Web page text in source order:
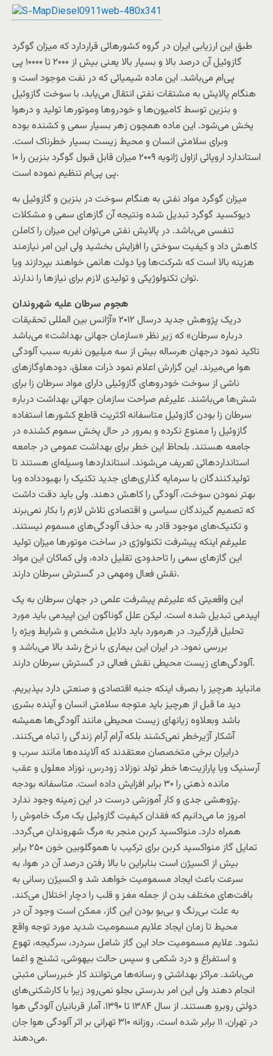
طبق این ارزیابی ایران در گروه کشورهائی قراردارد که میزان گوگرد
گازوئیل آن درصد بالا و بسیار بالا یعنی بیش از ۲۰۰۰ تا ۱۰۰۰۰ پی
پی‌ام می‌باشد. این ماده شیمیائی که در نفت موجود است و
هنگام پالایش به مشتقات نفتی انتقال می‌یابد، با سوخت گازوئیل
و بنزین توسط کامیون‌ها و خودرو‌ها وموتور‌ها تولید و درهوا
پخش می‌شود. این ماده همچون زهر بسیار سمی و کشنده بوده
وبرای سلامتی انسان و محیط زیست بسیار خطرناک است.
استاندارد اروپائی ازاول ژانویه ۲۰۰۹ میزان قابل قبول گوگرد بنزین را ۱۰
پی پی‌ام تنظیم نموده است.
میزان گوگرد مواد نفتی به هنگام سوخت در بنزین و گازوئیل به
دیوکسید گوگرد تبدیل شده ونتیجه آن گازهای سمی و مشکلات
تنفسی می‌باشد. در پالایش نفتی می‌توان این میزان را کاملن
کاهش داد و کیفیت سوختی را افزایش بخشید ولی این امر نیازمند
هزینه بالا است که شرکت‌ها ویا دولت هانمی خواهند بپردازند ویا
توان تکنولوژیکی و تولیدی لازم برای نیاز‌ها را ندارند.
هجوم سرطان علیه شهروندان
دریک پژوهش جدید درسال ۲۰۱۲ «آژانس بین المللی تحقیقات
درباره سرطان» که زیر نظر «سازمان جهانی بهداشت» می‌باشد
تاکید نمود درجهان هرساله بیش از سه میلیون نفربه سبب آلودگی
هوا می‌میرند. این گزارش اعلام نمود ذرات معلق، دودهاوگازهای
ناشی از سوخت خودروهای گازوئیلی دارای مواد سرطان زا برای
شش‌ها می‌باشند. علیرغم صراحت سازمان جهانی بهداشت درباره
سرطان زا بودن گازوئیل متاسفانه اکثریت قاطع کشور‌ها استفاده
گازوئیل را ممنوع نکرده و بمرور در حال پخش سموم کشنده در
جامعه هستند. بلحاظ این خطر برای بهداشت عمومی در جامعه
استانداردهائی تعریف می‌شوند. استاندارد‌ها وسیله‌ای هستند تا
تولیدکنندگان با سرمایه گذاری‌های جدید تکنیک را بهبودداده وبا
بهتر نمودن سوخت، آلودگی را کاهش دهند. ولی باید دقت داشت
که تصمیم گیرندگان سیاسی و اقتصادی تلاش لازم را بکار نمی‌برند
و تکنیک‌های موجود قادر به حذف آلودگی‌های مسموم نیستند.
علیرغم اینکه پیشرفت تکنولوژی در ساخت موتور‌ها میزان تولید
این گازهای سمی را تاحدودی تقلیل داده، ولی کماکان این مواد
نقش فعال ومهمی در گسترش سرطان دارند.
این واقعیتی که علیرغم پیشرفت علمی در جهان سرطان به یک
اپیدمی تبدیل شده است. لیکن علل گوناگون این اپیدمی باید مورد
تحلیل قرارگیرد. در هرمورد باید دلایل مشخص و شرایط ویژه را
بررسی نمود. در ایران این بیماری با نرخ رشد بالا می‌باشد و
آلودگی‌های زیست محیطی نقش فعالی در گسترش سرطان دارند.
مانباید هرچیز را بصرف اینکه جنبه اقتصادی و صنعتی دارد بپذیریم.
دید ما قبل از هرچیز باید متوجه سلامتی انسان و آینده بشری
باشد وبعلاوه زیانهای زیست محیطی مانند آلودگی‌ها همیشه
آشکار آژیرخطر نمی‌کشند بلکه آرام آرام زندگی را تباه می‌کنند.
درایران برخی متخصصان معتقدند که آلاینده‌ها مانند سرب و
آرسنیک ویا پارازیت‌ها خطر تولد نوزلاد زودرس، نوزاد معلول و عقب
مانده ذهنی را ۳۰ برابر افزایش داده است. متاسفانه بودجه
پژوهشی جدی و کار آموزشی درست در این زمینه وجود ندارد.
امروز ما می‌دانیم که فقدان کیفیت گازوئیل یک مرگ خاموش را
همراه دارد. منواکسید کربن منجر به مرگ شهروندان می‌گردد.
تمایل گاز منواکسید کربن برای ترکیب با هموگلوبین خون ۲۵۰ برابر
بیش از اکسیژن است بنابراین با بالا رفتن درصد آن در هوا، به
سرعت باعث ایجاد مسمومیت خواهد شد و اکسیژن رسانی به
بافت‌های مختلف بدن از جمله مغز و قلب را دچار اختلال می‌کند.
به علت بی‌رنگ و بی‌بو بودن این گاز، ممکن است وجود آن در
محیط تا زمان ایجاد علایم مسمومیت شدید مورد توجه واقع
نشود. علایم مسمومیت حاد این گاز شامل سردرد، سرگیجه، تهوع
و استفراغ و درد شکمی و سپس حالت بیهوشی، تشنج و اغما
می‌باشد. مراکز بهداشتی و رسانه‌ها می‌توانند کار خبررسانی مثبتی
انجام دهند ولی این امر بدرستی بجلو نمی‌رود زیرا با کارشکنی‌های
دولتی روبرو هستند. از سال ۱۳۸۴ تا ۱۳۹۰، آمار قربانیان آلودگی هوا
در تهران، ۱۱ برابر شده است. روزانه ۳۱۰ تهرانی بر اثر آلودگی هوا جان
می‌دهند.